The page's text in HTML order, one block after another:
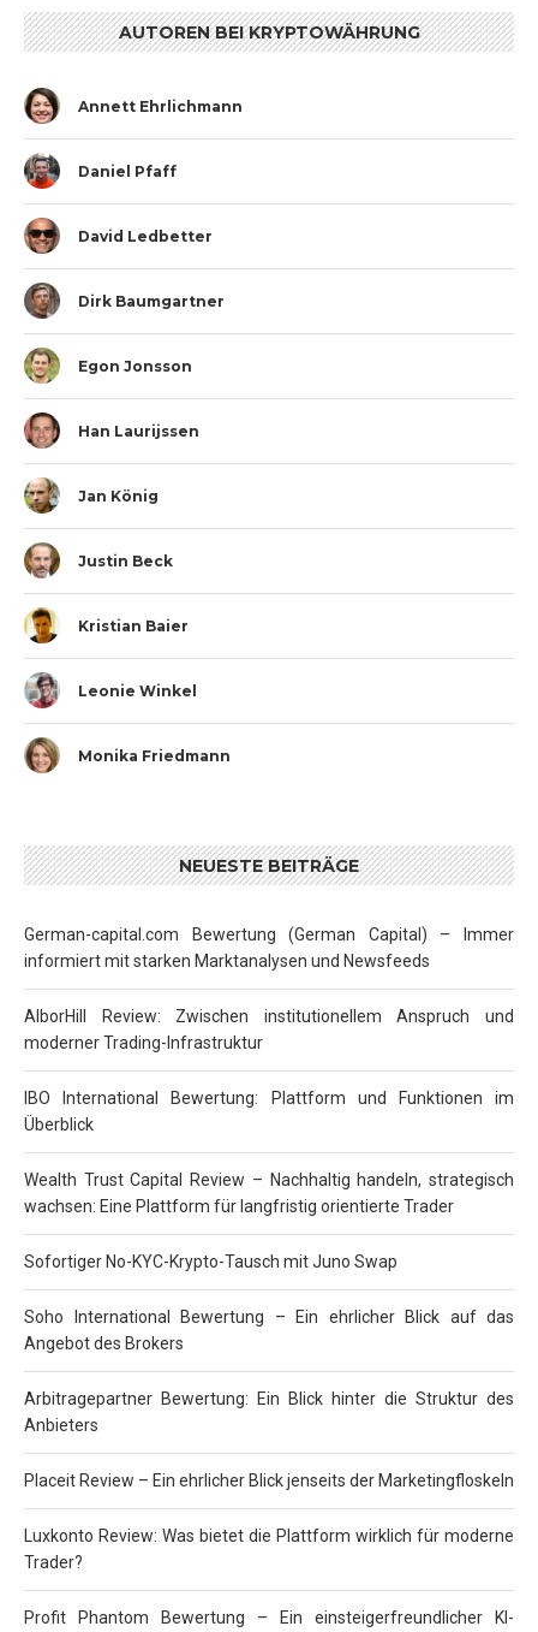
AUTOREN BEI KRYPTOWÄHRUNG
Annett Ehrlichmann
Daniel Pfaff
David Ledbetter
Dirk Baumgartner
Egon Jonsson
Han Laurijssen
Jan König
Justin Beck
Kristian Baier
Leonie Winkel
Monika Friedmann
NEUESTE BEITRÄGE
German-capital.com Bewertung (German Capital) – Immer
informiert mit starken Marktanalysen und Newsfeeds
AlborHill Review: Zwischen institutionellem Anspruch und
moderner Trading-Infrastruktur
IBO International Bewertung: Plattform und Funktionen im
Überblick
Wealth Trust Capital Review – Nachhaltig handeln, strategisch
wachsen: Eine Plattform für langfristig orientierte Trader
Sofortiger No-KYC-Krypto-Tausch mit Juno Swap
Soho International Bewertung – Ein ehrlicher Blick auf das
Angebot des Brokers
Arbitragepartner Bewertung: Ein Blick hinter die Struktur des
Anbieters
Placeit Review – Ein ehrlicher Blick jenseits der Marketingfloskeln
Luxkonto Review: Was bietet die Plattform wirklich für moderne
Trader?
Profit Phantom Bewertung – Ein einsteigerfreundlicher KI-